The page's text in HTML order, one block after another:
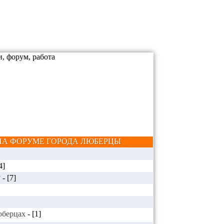
ФОРУМЕ ГОРОДА ЛЮБЕРЦЫ
- [7]
- [1]